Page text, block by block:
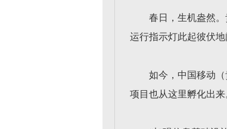
春日，生机盎然
运行指示灯此起彼伏地
如今，中国移动
项目也从这里孵化出来